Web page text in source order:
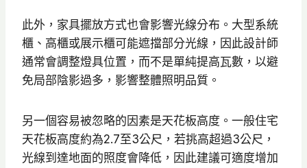
此外，家具擺放方式也會影響光線分布。大型系統
櫃、高櫃或展示櫃可能遮擋部分光線，因此設計師
通常會調整燈具位置，而不是單純提高瓦數，以避
免局部陰影過多，影響整體照明品質。
另一個容易被忽略的因素是天花板高度。一般住宅
天花板高度約為2.7至3公尺，若挑高超過3公尺，
光線到達地面的照度會降低，因此建議可適度增加